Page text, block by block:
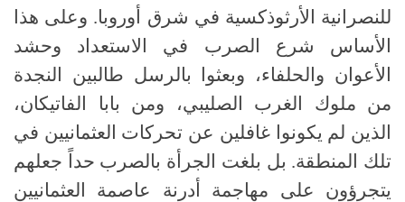
للنصرانية الأرثوذكسية في شرق أوروبا. وعلى هذا
الأساس شرع الصرب في الاستعداد وحشد
الأعوان والحلفاء، وبعثوا بالرسل طالبين النجدة
من ملوك الغرب الصليبي، ومن بابا الفاتيكان،
الذين لم يكونوا غافلين عن تحركات العثمانيين في
تلك المنطقة. بل بلغت الجرأة بالصرب حداً جعلهم
يتجرؤون على مهاجمة أدرنة عاصمة العثمانيين